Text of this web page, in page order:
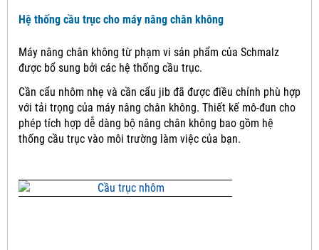
Hệ thống cầu trục cho máy nâng chân không
Máy nâng chân không từ phạm vi sản phẩm của Schmalz
được bổ sung bởi các hệ thống cầu trục.
Cần cẩu nhôm nhẹ và cần cẩu jib đã được điều chỉnh phù hợp
với tải trọng của máy nâng chân không. Thiết kế mô-đun cho
phép tích hợp dễ dàng bộ nâng chân không bao gồm hệ
thống cầu trục vào môi trường làm việc của bạn.